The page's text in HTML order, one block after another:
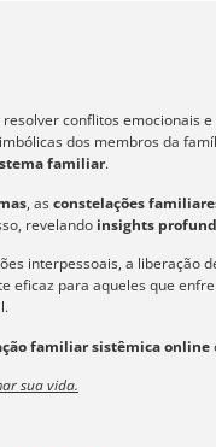
conflitos emocionais
dos membros da
familiar.
, asconstelações
revelando insights
interpessoais, a liberação
eficaz para aqueles que
familiar sistêmica online
sua vida.